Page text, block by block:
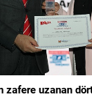
zafere uzanan